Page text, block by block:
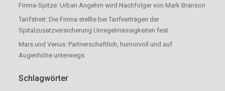
Finma-Spitze: Urban Angehrn wird Nachfolger von Mark Branson
Tarifstreit: Die Finma stellte bei Tarifverträgen der
Spitalzusatzversicherung Unregelmässigkeiten fest
Mars und Venus: Partnerschaftlich, humorvoll und auf
Augenhöhe unterwegs
Schlagwörter